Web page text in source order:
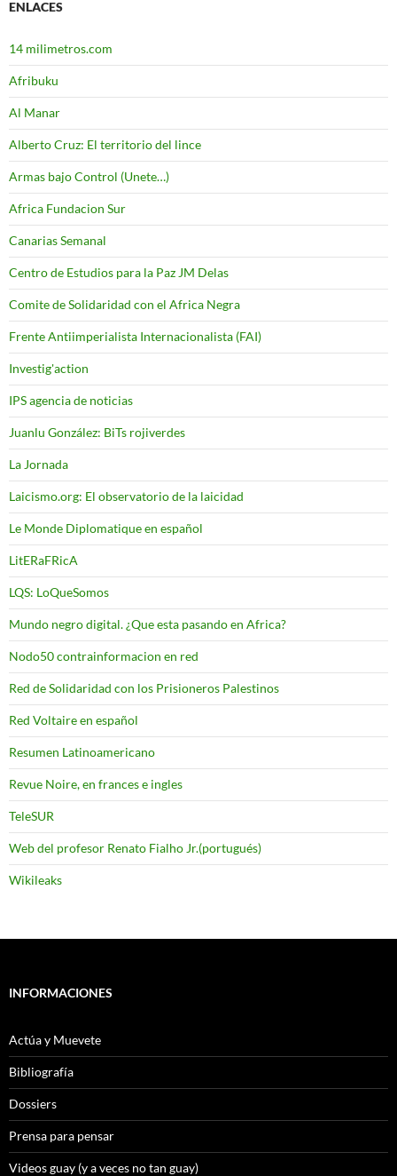
ENLACES
14 milimetros.com
Afribuku
Al Manar
Alberto Cruz: El territorio del lince
Armas bajo Control (Unete…)
Africa Fundacion Sur
Canarias Semanal
Centro de Estudios para la Paz JM Delas
Comite de Solidaridad con el Africa Negra
Frente Antiimperialista Internacionalista (FAI)
Investig'action
IPS agencia de noticias
Juanlu González: BiTs rojiverdes
La Jornada
Laicismo.org: El observatorio de la laicidad
Le Monde Diplomatique en español
LitERaFRicA
LQS: LoQueSomos
Mundo negro digital. ¿Que esta pasando en Africa?
Nodo50 contrainformacion en red
Red de Solidaridad con los Prisioneros Palestinos
Red Voltaire en español
Resumen Latinoamericano
Revue Noire, en frances e ingles
TeleSUR
Web del profesor Renato Fialho Jr.(portugués)
Wikileaks
INFORMACIONES
Actúa y Muevete
Bibliografía
Dossiers
Prensa para pensar
Videos guay (y a veces no tan guay)